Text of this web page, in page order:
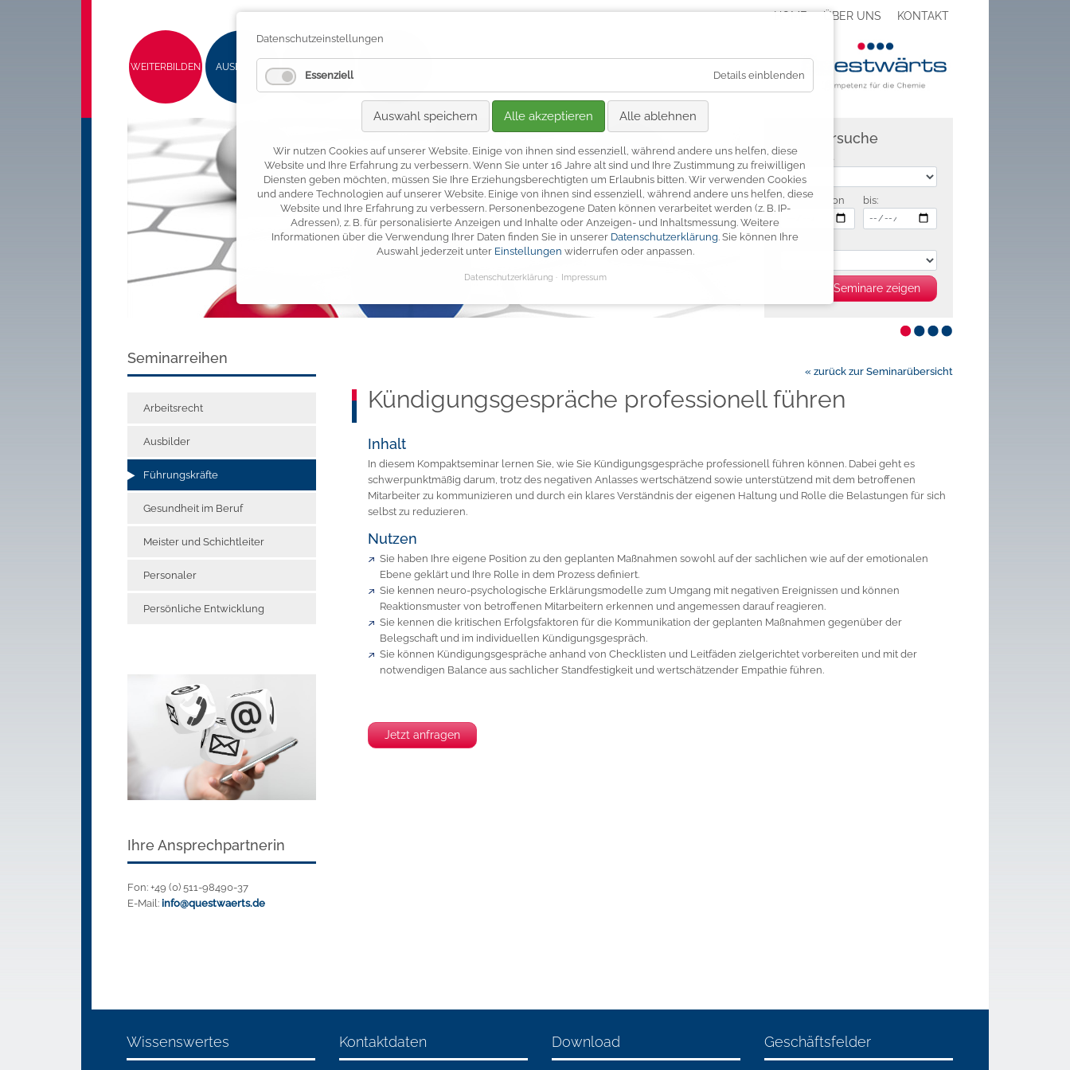
Navigation überspringen HOME ÜBER UNS KONTAKT
Navigation überspringen
WEITERBILDEN AUSBILDEN
Seminarsuche
Zielgruppe
Zeitraum von bis:
Preis
68 Seminare zeigen
Seminarreihen
Arbeitsrecht
Ausbilder
Führungskräfte
Gesundheit im Beruf
Meister und Schichtleiter
Personaler
Persönliche Entwicklung
Ihre Ansprechpartnerin
Fon: +49 (0) 511-98490-37
E-Mail: info@questwaerts.de
« zurück zur Seminarübersicht
Kündigungsgespräche professionell führen
Inhalt
In diesem Kompaktseminar lernen Sie, wie Sie Kündigungsgespräche professionell führen können. Dabei geht es
schwerpunktmäßig darum, trotz des negativen Anlasses wertschätzend sowie unterstützend mit dem betroffenen
Mitarbeiter zu kommunizieren und durch ein klares Verständnis der eigenen Haltung und Rolle die Belastungen für sich
selbst zu reduzieren.
Nutzen
Sie haben Ihre eigene Position zu den geplanten Maßnahmen sowohl auf der sachlichen wie auf der emotionalen
Ebene geklärt und Ihre Rolle in dem Prozess definiert.
Sie kennen neuro-psychologische Erklärungsmodelle zum Umgang mit negativen Ereignissen und können
Reaktionsmuster von betroffenen Mitarbeitern erkennen und angemessen darauf reagieren.
Sie kennen die kritischen Erfolgsfaktoren für die Kommunikation der geplanten Maßnahmen gegenüber der
Belegschaft und im individuellen Kündigungsgespräch.
Sie können Kündigungsgespräche anhand von Checklisten und Leitfäden zielgerichtet vorbereiten und mit der
notwendigen Balance aus sachlicher Standfestigkeit und wertschätzender Empathie führen.
Jetzt anfragen
Wissenswertes Kontaktdaten Download Geschäftsfelder
Datenschutzeinstellungen
Essenziell Details einblenden
Auswahl speichern Alle akzeptieren Alle ablehnen
Wir nutzen Cookies auf unserer Website. Einige von ihnen sind essenziell, während andere uns helfen, diese
Website und Ihre Erfahrung zu verbessern. Wenn Sie unter 16 Jahre alt sind und Ihre Zustimmung zu freiwilligen
Diensten geben möchten, müssen Sie Ihre Erziehungsberechtigten um Erlaubnis bitten. Wir verwenden Cookies
und andere Technologien auf unserer Website. Einige von ihnen sind essenziell, während andere uns helfen, diese
Website und Ihre Erfahrung zu verbessern. Personenbezogene Daten können verarbeitet werden (z. B. IP-
Adressen), z. B. für personalisierte Anzeigen und Inhalte oder Anzeigen- und Inhaltsmessung. Weitere
Informationen über die Verwendung Ihrer Daten finden Sie in unserer Datenschutzerklärung. Sie können Ihre
Auswahl jederzeit unter Einstellungen widerrufen oder anpassen.
Datenschutzerklärung Impressum